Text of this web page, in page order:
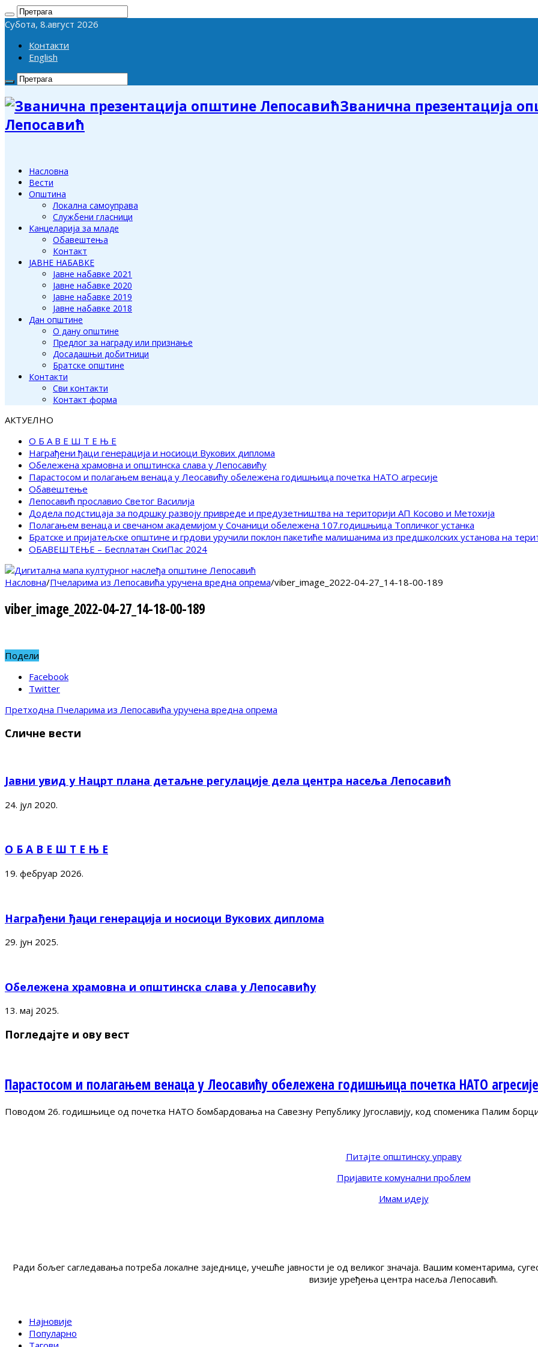
Субота, 8.август 2026
Контакти
English
Званична презентација
Лепосавић
Насловна
Вести
Општина
Локална самоуправа
Службени гласници
Канцеларија за младе
Обавештења
Контакт
ЈАВНЕ НАБАВКЕ
Јавне набавке 2021
Јавне набавке 2020
Јавне набавке 2019
Јавне набавке 2018
Дан општине
О дану општине
Предлог за награду или признање
Досадашњи добитници
Братске општине
Контакти
Сви контакти
Контакт форма
АКТУЕЛНО
О Б А В Е Ш Т Е Њ Е
Награђени ђаци генерација и носиоци Вукових диплома
Обележена храмовна и општинска слава у Лепосавићу
Парастосом и полагањем венаца у Леосавићу обележена годишњица почетка НАТО агресије
Обавештење
Лепосавић прославио Светог Василија
Додела подстицаја за подршку развоју привреде и предузетништва на територији АП Косово и Метохија
Полагањем венаца и свечаном академијом у Сочаници обележена 107.годишњица Топличког устанка
Братске и пријатељске општине и грдови уручили поклон пакетиће малишанима из предшколских установа на
ОБАВЕШТЕЊЕ – Бесплатан СкиПас 2024
Насловна/Пчеларима из Лепосавића уручена вредна опрема/viber_image_2022-04-27_14-18-00-189
viber_image_2022-04-27_14-18-00-189
Подели
Facebook
Twitter
Претходна Пчеларима из Лепосавића уручена вредна опрема
Сличне вести
Јавни увид у Нацрт плана детаљне регулације дела центра насеља Лепосавић
24. јул 2020.
О Б А В Е Ш Т Е Њ Е
19. фебруар 2026.
Награђени ђаци генерација и носиоци Вукових диплома
29. јун 2025.
Обележена храмовна и општинска слава у Лепосавићу
13. мај 2025.
Погледајте и ову вест
Парастосом и полагањем венаца у Леосавићу обележена годишњица почетка НАТО агресије
Поводом 26. годишњице од почетка НАТО бомбардовања на Савезну Републику Југославију, код споменика Палим
Питајте општинску управу
Пријавите комунални проблем
Имам идеју
Ради бољег сагледавања потреба локалне заједнице, учешће јавности је од великог значаја. Вашим коментарима,
визије уређења центра насеља Лепосавић.
Најновије
Популарно